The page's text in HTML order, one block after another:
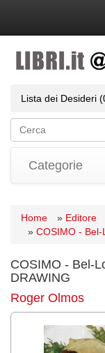
Lista dei Desideri
Categorie
Home » Editore
» COSIMO - Bel-
COSIMO - Bel-
DRAWING
Roger Olmos